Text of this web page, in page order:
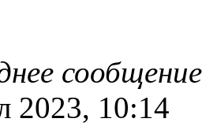
сообщение
2023, 10:14